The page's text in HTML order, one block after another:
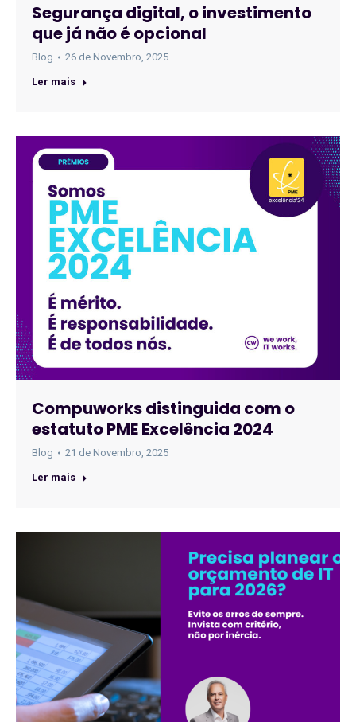
Segurança digital, o investimento
que já não é opcional
Blog 26 de Novembro, 2025
Ler mais
Compuworks distinguida com o
estatuto PME Excelência 2024
Blog 21 de Novembro, 2025
Ler mais